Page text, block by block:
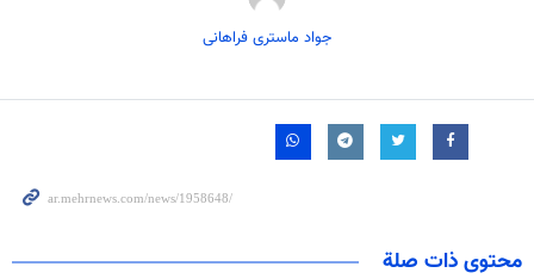
جواد ماستری فراهانی
محتوى ذات صلة